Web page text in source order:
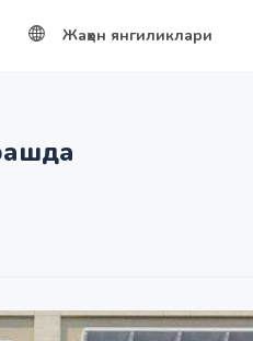
Жаҳон янгиликлари